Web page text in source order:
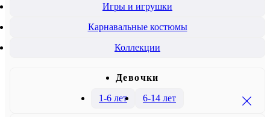
Игры и игрушки
Карнавальные костюмы
Коллекции
Девочки
1-6 лет
6-14 лет